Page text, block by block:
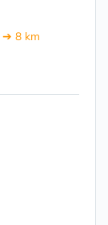
➔ 8 km